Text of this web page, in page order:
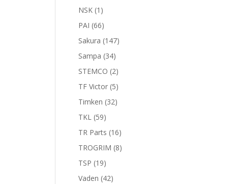
NSK 1 1
producto
PAI 6666
productos
Sakura 147147
Sampa 3434
productos
STEMCO 22
productos
TF Victor 55
productos
Timken 3232
TKL 5959
productos
TR Parts 1616
productos
TROGRIM 88
TSP 1919
productos
Vaden 4242